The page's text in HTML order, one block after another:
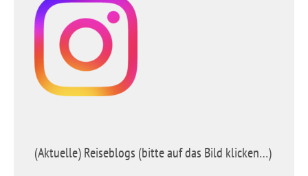
(Aktuelle) Reiseblogs (bitte auf das Bild klicken…)